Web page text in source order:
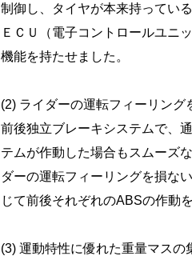
制御し、タイヤが本来持ってい
ＥＣＵ（電子コントロールユニ
機能を持たせました。
(2) ライダーの運転フィーリン
前後独立ブレーキシステムで、
テムが作動した場合もスムーズ
ダーの運転フィーリングを損な
じて前後それぞれのABSの作動
(3) 運動特性に優れた重量マスの